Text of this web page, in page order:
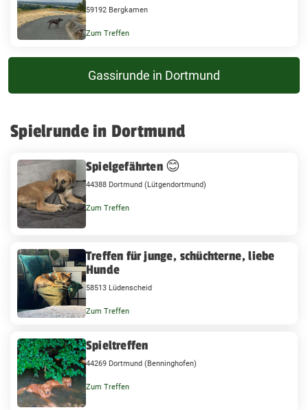
59192 Bergkamen
Zum Treffen
Gassirunde in Dortmund
Spielrunde in Dortmund
Spielgefährten 😊
44388 Dortmund (Lütgendortmund)
Zum Treffen
Treffen für junge, schüchterne, liebe
Hunde
58513 Lüdenscheid
Zum Treffen
Spieltreffen
44269 Dortmund (Benninghofen)
Zum Treffen